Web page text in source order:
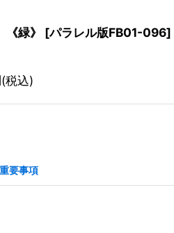
緑》 [パラレル版FB01-096]
(税込)
要事項